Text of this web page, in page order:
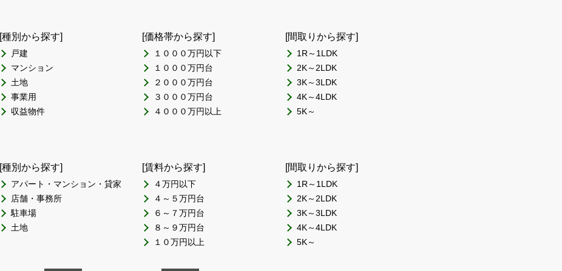
[種別から探す]
戸建
マンション
土地
事業用
収益物件
[価格帯から探す]
１０００万円以下
１０００万円台
２０００万円台
３０００万円台
４０００万円以上
[間取りから探す]
1R～1LDK
2K～2LDK
3K～3LDK
4K～4LDK
5K～
[種別から探す]
アパート・マンション・貸家
店舗・事務所
駐車場
土地
[賃料から探す]
４万円以下
４～５万円台
６～７万円台
８～９万円台
１０万円以上
[間取りから探す]
1R～1LDK
2K～2LDK
3K～3LDK
4K～4LDK
5K～